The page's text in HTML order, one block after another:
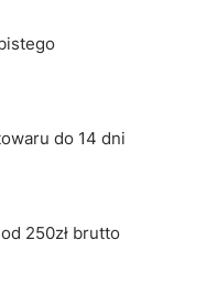
do 14 dni
250zł brutto